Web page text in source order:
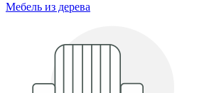
Мебель из дерева